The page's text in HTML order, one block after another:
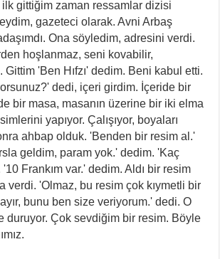
gittiğim zaman ressamlar dizisi
gazeteci olarak. Avni Arbaş
Ona söyledim, adresini verdi.
hoşlanmaz, seni kovabilir,
Gittim 'Ben Hıfzı' dedim. Beni kabul etti.
dedi, içeri girdim. İçeride bir
bir masa, masanın üzerine bir iki elma
yapıyor. Çalışıyor, boyaları
ahbap olduk. 'Benden bir resim al.'
geldim, param yok.' dedim. 'Kaç
Frankım var.' dedim. Aldı bir resim
verdi. 'Olmaz, bu resim çok kıymetli bir
bunu ben size veriyorum.' dedi. O
duruyor. Çok sevdiğim bir resim. Böyle